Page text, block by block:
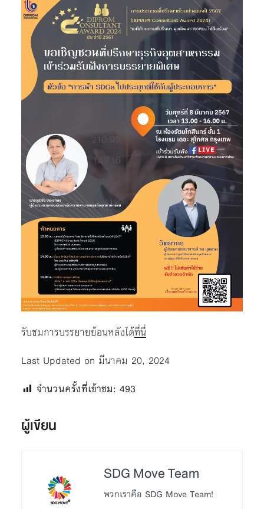
รับชมการบรรยายย้อนหลังได้ที่นี่
Last Updated on มีนาคม 20, 2024
จำนวนครั้งที่เข้าชม: 493
ผู้เขียน
SDG Move Team
พวกเราคือ SDG Move Team!